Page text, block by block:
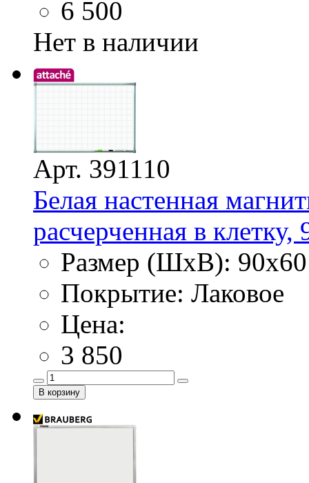
6 500
Нет в наличии
Арт. 391110
Белая настенная
расчерченная в клетку,
Размер (ШхВ):
Покрытие: Лаковое
Цена:
3 850